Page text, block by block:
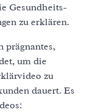
Gesundheits-
zu erklären.
prägnantes,
um die
zu
dauert. Es